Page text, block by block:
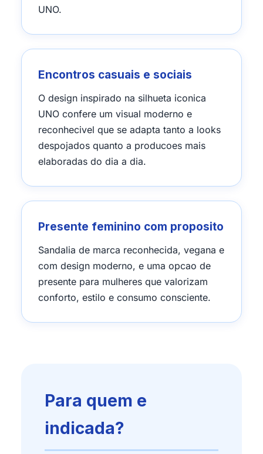
UNO.
Encontros casuais e sociais
O design inspirado na silhueta iconica
UNO confere um visual moderno e
reconhecivel que se adapta tanto a looks
despojados quanto a producoes mais
elaboradas do dia a dia.
Presente feminino com proposito
Sandalia de marca reconhecida, vegana e
com design moderno, e uma opcao de
presente para mulheres que valorizam
conforto, estilo e consumo consciente.
Para quem e
indicada?